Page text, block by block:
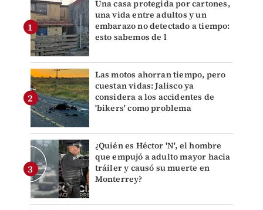
Una casa protegida por cartones,
una vida entre adultos y un
embarazo no detectado a tiempo:
esto sabemos de l
Las motos ahorran tiempo, pero
cuestan vidas: Jalisco ya
considera a los accidentes de
'bikers' como problema
¿Quién es Héctor 'N', el hombre
que empujó a adulto mayor hacia
tráiler y causó su muerte en
Monterrey?